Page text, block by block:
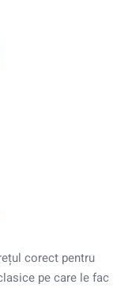
corect pentru
pe care le fac